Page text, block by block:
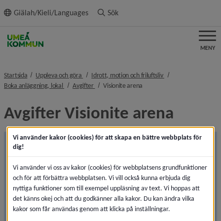
innehållet
Giälah/Kieli/Languages Sök
MENY
Startsida Uppleva och göra nivå i brödsmulenavigeringen
Idrott, motion och friluftsliv nivå i
Boka anläggning, lokal nivå i brödsmulenavigeringen
Avgifter nivå i brödsmulenavigeringen
Visionite arenanivå i brödsmulenavigeringen
Avgifter Visionite arena
B-hallen i Visionite arena stängd för bokning till 14
oktober
B-hallen i Visionite arena rustas just nu upp. Under
arbetet har förutsättningar framkommit som inte var
kända från början, vilket gör att arbetet tar längre tid
än planerat.
Vi använder kakor (cookies) för att skapa en bättre webbplats för
dig!
Vi använder vi oss av kakor (cookies) för webbplatsens grundfunktioner
och för att förbättra webbplatsen. Vi vill också kunna erbjuda dig
nyttiga funktioner som till exempel uppläsning av text. Vi hoppas att
det känns okej och att du godkänner alla kakor. Du kan ändra vilka
kakor som får användas genom att klicka på inställningar.